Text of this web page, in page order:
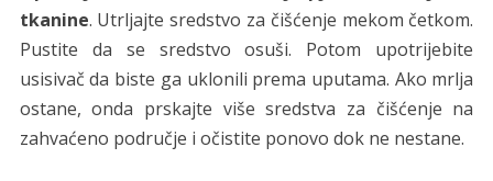
tkanine. Utrljajte sredstvo za čišćenje mekom četkom.
Pustite da se sredstvo osuši. Potom upotrijebite
usisivač da biste ga uklonili prema uputama. Ako mrlja
ostane, onda prskajte više sredstva za čišćenje na
zahvaćeno područje i očistite ponovo dok ne nestane.